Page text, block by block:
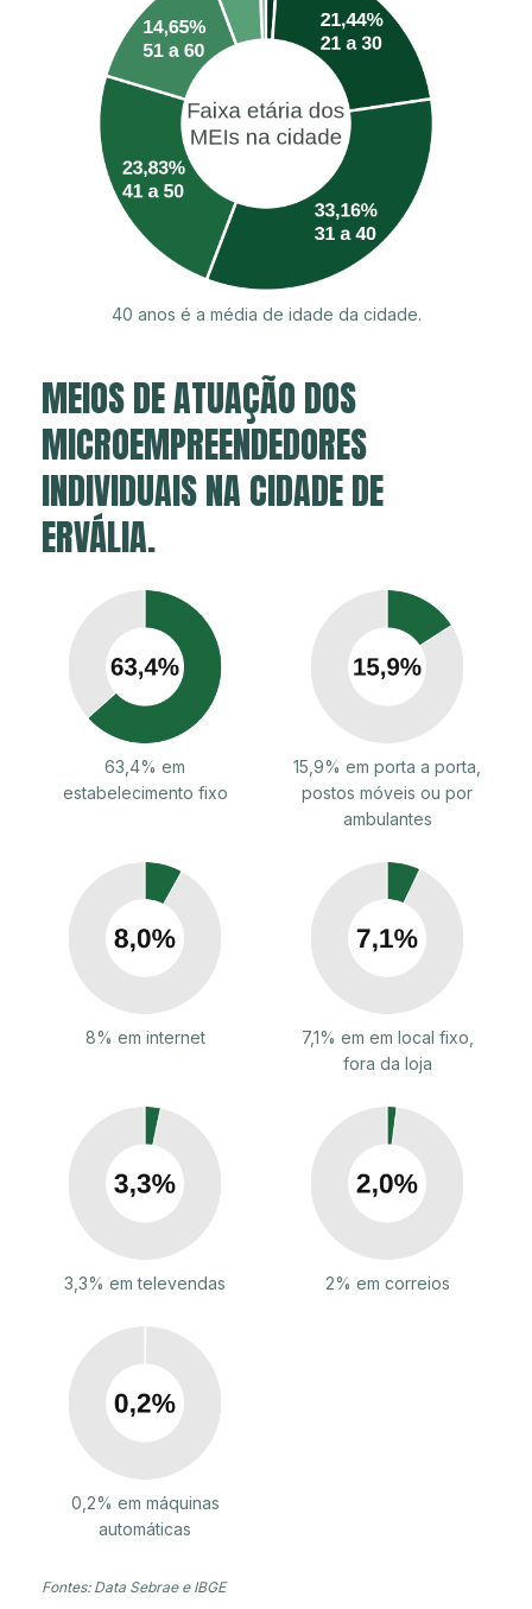
40 anos é a média de idade da cidade.
MEIOS DE ATUAÇÃO DOS
MICROEMPREENDEDORES
INDIVIDUAIS NA CIDADE DE
ERVÁLIA.
63,4% em
estabelecimento fixo
15,9% em porta a porta,
postos móveis ou por
ambulantes
8% em internet
7,1% em em local fixo,
fora da loja
3,3% em televendas 2% em correios
0,2% em máquinas
automáticas
Fontes: Data Sebrae e IBGE